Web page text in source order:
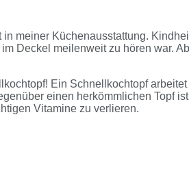
meiner Küchenausstattung.
Deckel meilenweit zu hören war.
Ein Schnellkochtopf
einen herkömmlichen Topf
Vitamine zu verlieren.